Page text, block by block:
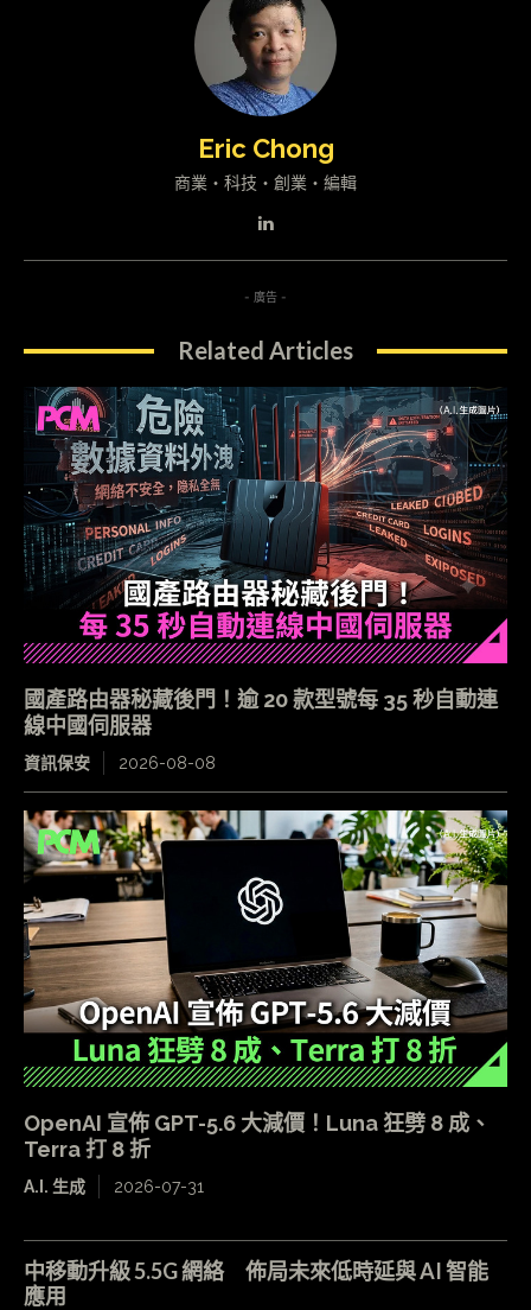
Eric Chong
商業・科技・創業・編輯
- 廣告 -
Related Articles
國產路由器秘藏後門！逾 20 款型號每 35 秒自動連
線中國伺服器
資訊保安 2026-08-08
OpenAI 宣佈 GPT-5.6 大減價！Luna 狂劈 8 成、
Terra 打 8 折
A.I. 生成 2026-07-31
中移動升級 5.5G 網絡 佈局未來低時延與 AI 智能
應用